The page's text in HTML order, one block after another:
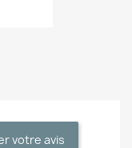
votre avis